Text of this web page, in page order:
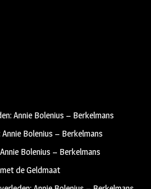
Annie Bolenius – Berkelmans
Annie Bolenius – Berkelmans
Bolenius – Berkelmans
de Geldmaat